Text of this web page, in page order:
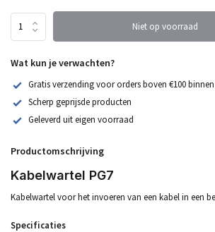
Niet op voorraad
Wat kun je verwachten?
Gratis verzending voor orders boven €100
Scherp geprijsde producten
Geleverd uit eigen voorraad
Productomschrijving
Kabelwartel PG7
Kabelwartel voor het invoeren van een kabel in een
Specificaties